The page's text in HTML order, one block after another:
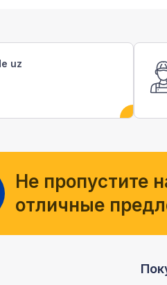
uz
Не пропустите
отличные